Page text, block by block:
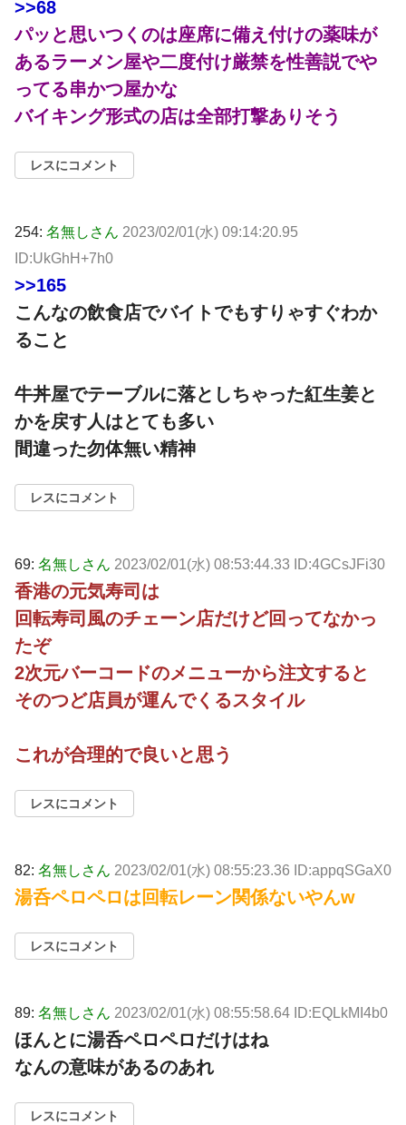
>>68
パッと思いつくのは座席に備え付けの薬味が
あるラーメン屋や二度付け厳禁を性善説でや
ってる串かつ屋かな
バイキング形式の店は全部打撃ありそう
レスにコメント
254: 名無しさん 2023/02/01(水) 09:14:20.95
ID:UkGhH+7h0
>>165
こんなの飲食店でバイトでもすりゃすぐわか
ること
牛丼屋でテーブルに落としちゃった紅生姜と
かを戻す人はとても多い
間違った勿体無い精神
レスにコメント
69: 名無しさん 2023/02/01(水) 08:53:44.33 ID:4GCsJFi30
香港の元気寿司は
回転寿司風のチェーン店だけど回ってなかっ
たぞ
2次元バーコードのメニューから注文すると
そのつど店員が運んでくるスタイル
これが合理的で良いと思う
レスにコメント
82: 名無しさん 2023/02/01(水) 08:55:23.36 ID:appqSGaX0
湯呑ペロペロは回転レーン関係ないやんw
レスにコメント
89: 名無しさん 2023/02/01(水) 08:55:58.64 ID:EQLkMI4b0
ほんとに湯呑ペロペロだけはね
なんの意味があるのあれ
レスにコメント